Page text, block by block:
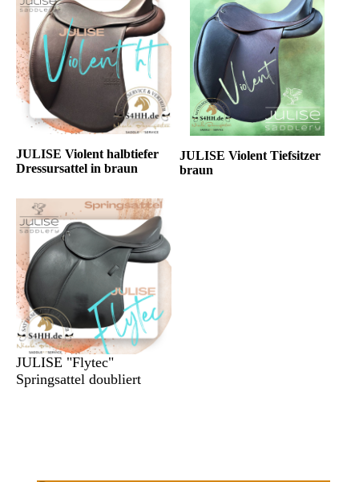
JULISE Violent halbtiefer
Dressursattel in braun
JULISE Violent Tiefsitzer
braun
JULISE "Flytec"
Springsattel doubliert